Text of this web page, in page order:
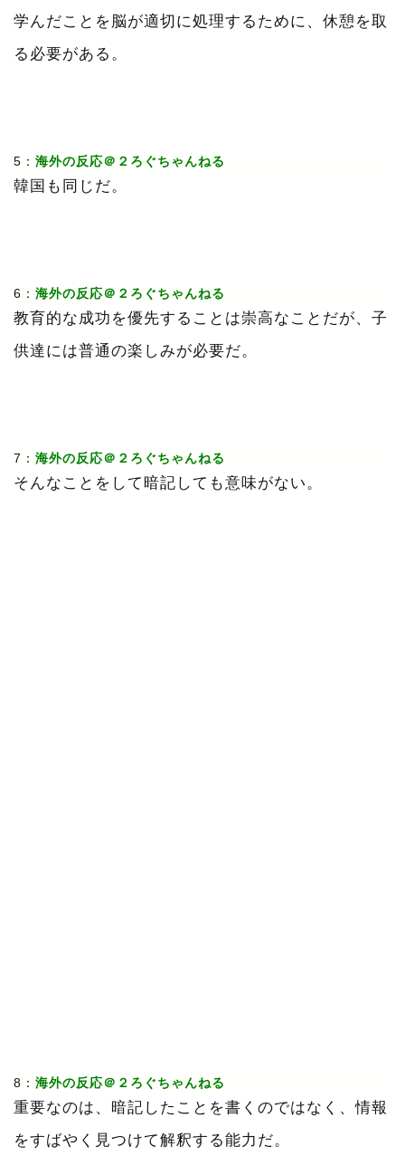
学んだことを脳が適切に処理するために、休憩を取
る必要がある。
5： 海外の反応＠２ろぐちゃんねる
韓国も同じだ。
6： 海外の反応＠２ろぐちゃんねる
教育的な成功を優先することは崇高なことだが、子
供達には普通の楽しみが必要だ。
7： 海外の反応＠２ろぐちゃんねる
そんなことをして暗記しても意味がない。
8： 海外の反応＠２ろぐちゃんねる
重要なのは、暗記したことを書くのではなく、情報
をすばやく見つけて解釈する能力だ。